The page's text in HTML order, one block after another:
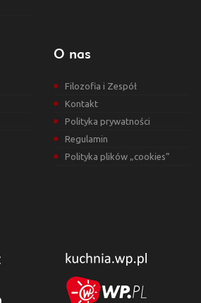
O nas
Filozofia i Zespół
Kontakt
Polityka prywatności
Regulamin
Polityka plików „cookies”